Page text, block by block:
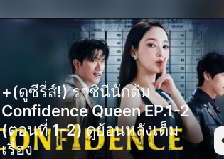
+(ดูซีรี่ส์!) ราชินีนักต้ม
Confidence Queen EP.1-2
(ตอนที่ 1-2) ดูย้อนหลังเต็ม
เรื่อง